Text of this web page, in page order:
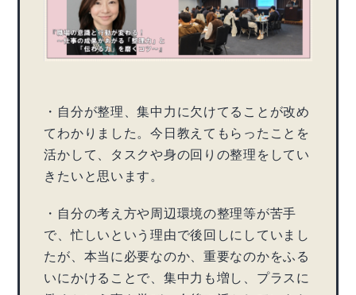
・自分が整理、集中力に欠けてることが改め
てわかりました。今日教えてもらったことを
活かして、タスクや身の回りの整理をしてい
きたいと思います。
・自分の考え方や周辺環境の整理等が苦手
で、忙しいという理由で後回しにしていまし
たが、本当に必要なのか、重要なのかをふる
いにかけることで、集中力も増し、プラスに